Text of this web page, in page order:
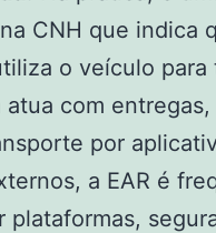
CNH que indica
o veículo para
atua com
por
a EAR é
plataformas,